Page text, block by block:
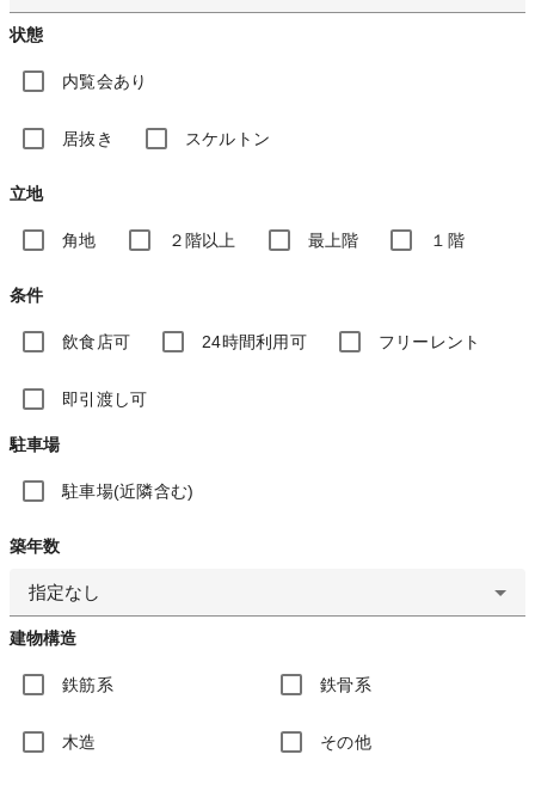
状態
内覧会あり
居抜き スケルトン
立地
角地 ２階以上 最上階 １階
条件
飲食店可 24時間利用可 フリーレント
即引渡し可
駐車場
駐車場(近隣含む)
築年数
指定なし
建物構造
鉄筋系 鉄骨系
木造 その他